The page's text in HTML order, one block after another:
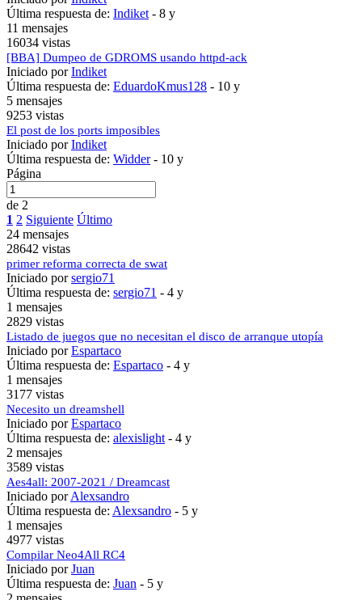
Última respuesta de: Indiket - 8 y
11 mensajes
16034 vistas
[BBA] Dumpeo de GDROMS usando httpd-ack
Iniciado porIndiket
Última respuesta de: EduardoKmus128 - 10 y
5 mensajes
9253 vistas
El post de los ports imposibles
Iniciado porIndiket
Última respuesta de: Widder- 10 y
Página
de 2
1 2 Siguiente Último
24 mensajes
28642 vistas
primer reforma correcta de swat
Iniciado porsergio71
Última respuesta de: sergio71 - 4 y
1 mensajes
2829 vistas
Listado de juegos que no necesitan el disco de arranque utopía
Iniciado porEspartaco
Última respuesta de: Espartaco - 4 y
1 mensajes
3177 vistas
Necesito un dreamshell
Iniciado porEspartaco
Última respuesta de: alexislight - 4 y
2 mensajes
3589 vistas
Aes4all: 2007-2021 / Dreamcast
Iniciado porAlexsandro
Última respuesta de: Alexsandro - 5 y
1 mensajes
4977 vistas
Compilar Neo4All RC4
Iniciado porJuan
Última respuesta de: Juan - 5 y